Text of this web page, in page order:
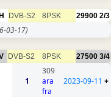
DVB-S2 8PSK 29900 2/3
03-17)
DVB-S2 8PSK 27500 3/4
1
309
ara
fra
2023-09-11 +